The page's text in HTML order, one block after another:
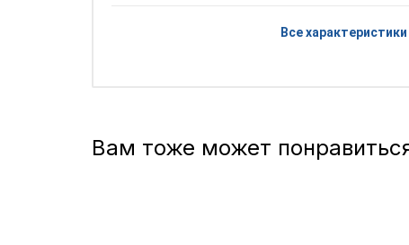
Все характеристики
Вам тоже может